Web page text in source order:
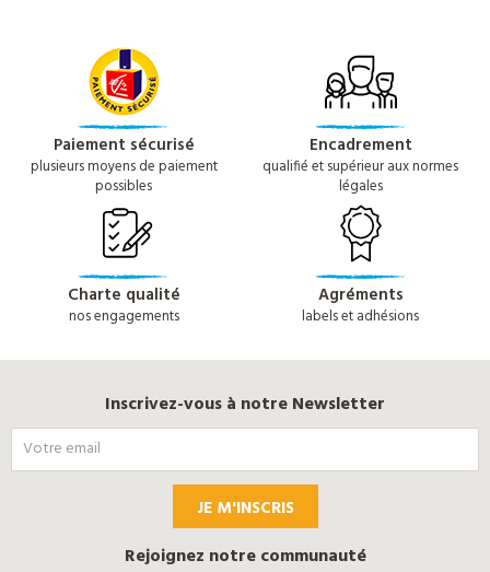
Paiement sécurisé
plusieurs moyens de paiement
possibles
Encadrement
qualifié et supérieur aux normes
légales
Charte qualité
nos engagements
Agréments
labels et adhésions
Inscrivez-vous à notre Newsletter
JE M'INSCRIS
Rejoignez notre communauté